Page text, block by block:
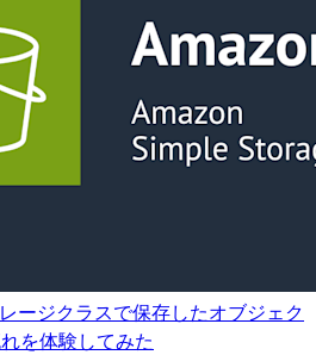
ージクラスで保存したオブジェク
を体験してみた